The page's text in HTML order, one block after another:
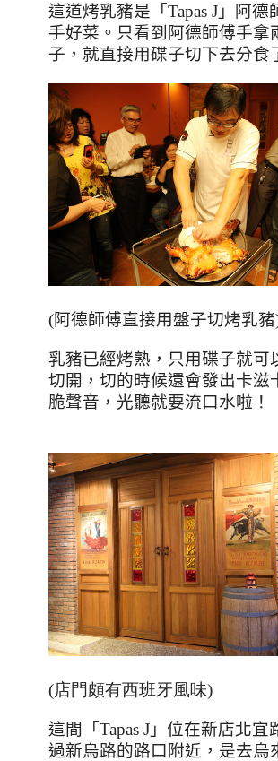
這道烤乳豬是「Tapas J 」阿德
手好菜。只看到阿德師傅手拿
子，就直接用碟子切下去分食
(阿德師傅直接用盤子切烤乳
乳豬已經烤熟，只用碟子就可
切開，切的時候還會發出卡滋
脆聲音，光聽就要流口水啦！
(店門頗有西班牙風味)
這間「 Tapas J 」位在新店北宜
過新烏路的路口附近，是去烏